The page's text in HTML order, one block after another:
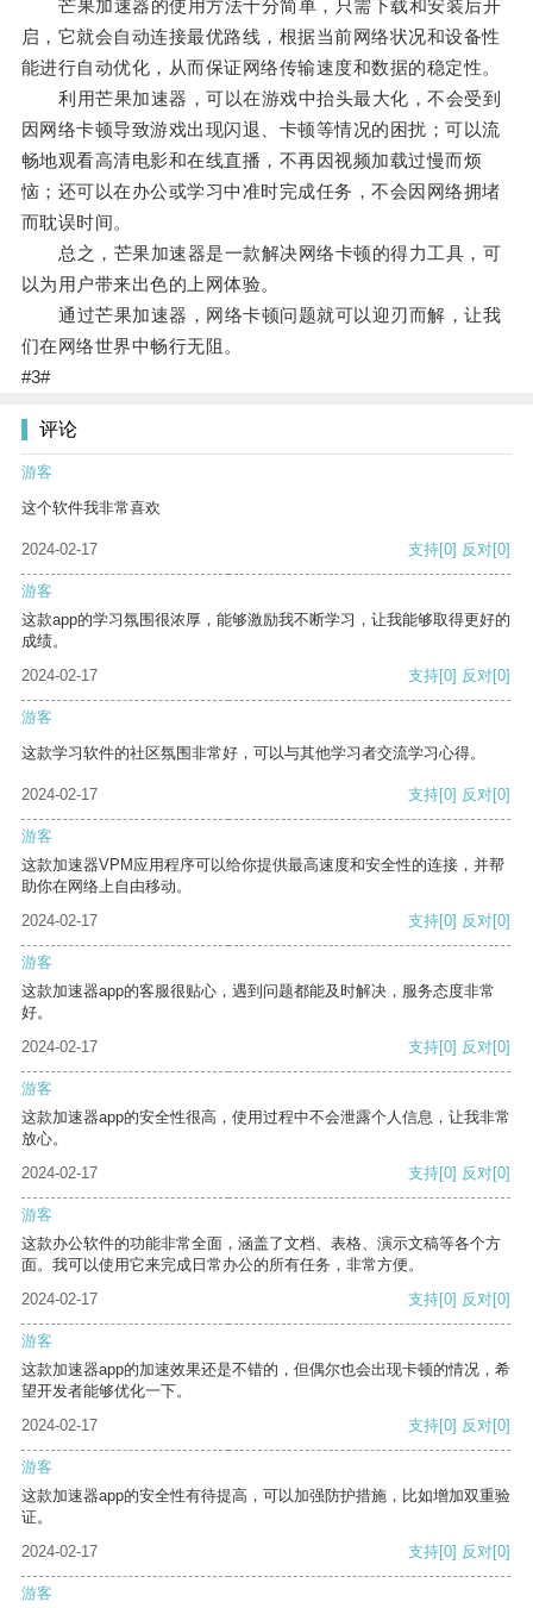
芒果加速器的使用方法十分简单，只需下载和安装后开
启，它就会自动连接最优路线，根据当前网络状况和设备性
能进行自动优化，从而保证网络传输速度和数据的稳定性。
利用芒果加速器，可以在游戏中抬头最大化，不会受到
因网络卡顿导致游戏出现闪退、卡顿等情况的困扰；可以流
畅地观看高清电影和在线直播，不再因视频加载过慢而烦
恼；还可以在办公或学习中准时完成任务，不会因网络拥堵
而耽误时间。
总之，芒果加速器是一款解决网络卡顿的得力工具，可
以为用户带来出色的上网体验。
通过芒果加速器，网络卡顿问题就可以迎刃而解，让我
们在网络世界中畅行无阻。
#3#
评论
游客
这个软件我非常喜欢
2024-02-17 支持[0] 反对[0]
游客
这款app的学习氛围很浓厚，能够激励我不断学习，让我能够取得更好的
成绩。
2024-02-17
支持[0] 反对[0]
游客
这款学习软件的社区氛围非常好，可以与其他学习者交流学习心得。
2024-02-17 支持[0] 反对[0]
游客
这款加速器VPM应用程序可以给你提供最高速度和安全性的连接，并帮
助你在网络上自由移动。
2024-02-17
支持[0] 反对[0]
游客
这款加速器app的客服很贴心，遇到问题都能及时解决，服务态度非常
好。
2024-02-17
支持[0] 反对[0]
游客
这款加速器app的安全性很高，使用过程中不会泄露个人信息，让我非常
放心。
2024-02-17
支持[0] 反对[0]
游客
这款办公软件的功能非常全面，涵盖了文档、表格、演示文稿等各个方
面。我可以使用它来完成日常办公的所有任务，非常方便。
2024-02-17
支持[0] 反对[0]
游客
这款加速器app的加速效果还是不错的，但偶尔也会出现卡顿的情况，希
望开发者能够优化一下。
2024-02-17
支持[0] 反对[0]
游客
这款加速器app的安全性有待提高，可以加强防护措施，比如增加双重验
证。
2024-02-17
支持[0] 反对[0]
游客